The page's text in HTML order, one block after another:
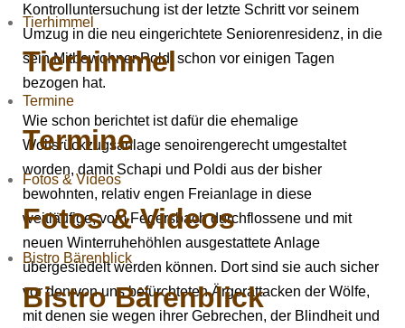
Tierhimmel
Tierhimmel
Termine
Termine
Fotos & Videos
Fotos & Videos
Bistro Bärenblick
Bistro Bärenblick
Kontrolluntersuchung ist der letzte Schritt vor seinem
Umzug in die neu eingerichtete Seniorenresidenz, in die
sein Mitbewohner Poldi schon vor einigen Tagen
bezogen hat.
Wie schon berichtet ist dafür die ehemalige
Wolfsrückzugsanlage senoirengerecht umgestaltet
worden, damit Schapi und Poldi aus der bisher
bewohnten, relativ engen Freianlage in diese
weitläufige, vom Fegersbach durchflossene und mit
neuen Winterruhehöhlen ausgestattete Anlage
übergesiedelt werden können. Dort sind sie auch sicher
vor den von uns befürchteten Ärgerattacken der Wölfe,
mit denen sie wegen ihrer Gebrechen, der Blindheit und